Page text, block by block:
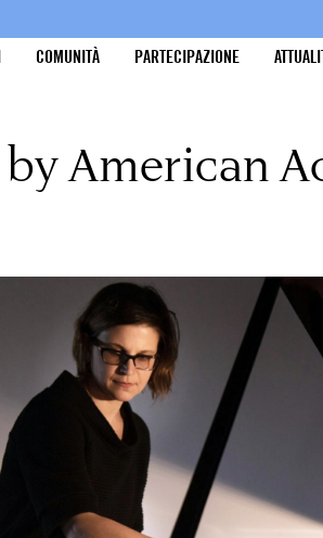
COMUNITÀ PARTECIPAZIONE
American